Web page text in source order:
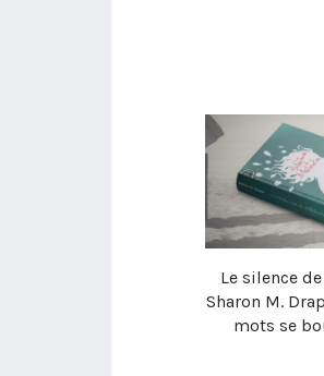
Le silence
Sharon M.
mots se